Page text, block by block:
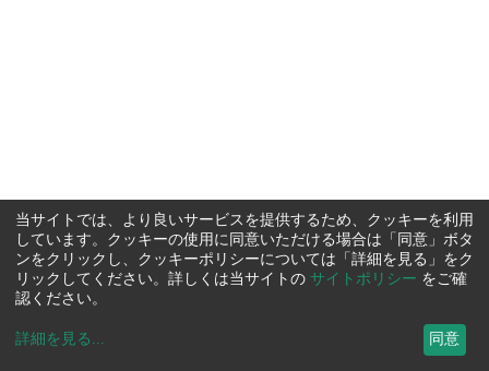
当サイトでは、より良いサービスを提供するため、クッキーを利用
しています。クッキーの使用に同意いただける場合は「同意」ボタ
ンをクリックし、クッキーポリシーについては「詳細を見る」をク
リックしてください。詳しくは当サイトの サイトポリシー をご確
認ください。
詳細を見る ... 同意